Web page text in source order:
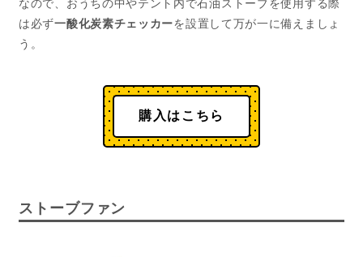
は必ず一酸化炭素チェッカーを設置して万が一に備えましょ
う。
購入はこちら
ストーブファン